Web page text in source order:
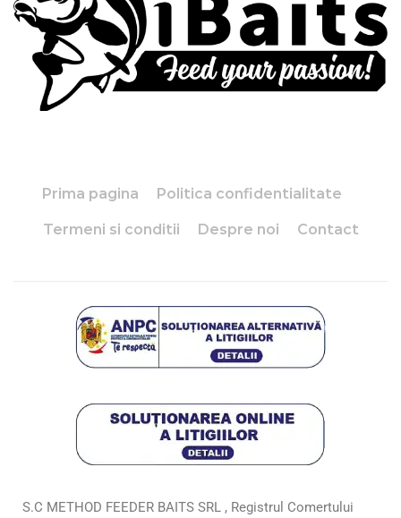
Prima pagina Politica confidentialitate
Termeni si conditii Despre noi Contact
S.C METHOD FEEDER BAITS SRL , Registrul Comertului